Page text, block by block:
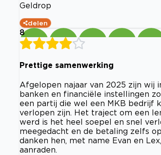
Geldrop
delen
8
Prettige samenwerking
Afgelopen najaar van 2025 zijn wij
banken en financiële instellingen
een partij die wel een MKB bedrijf
verlopen zijn. Het traject om een
werd is het heel soepel en snel
meegedacht en de betaling zelfs
danken hen, met name Evan en
aanraden.